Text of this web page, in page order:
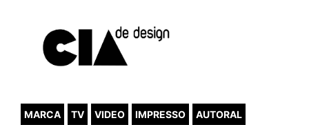
MARCA TV VIDEO IMPRESSO AUTORAL